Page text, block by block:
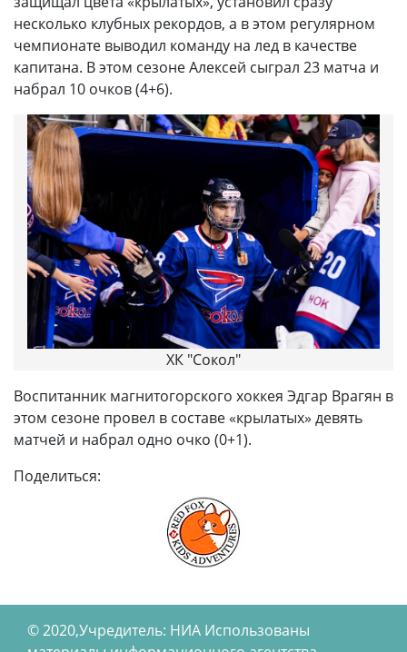
несколько клубных рекордов, а в этом регулярном
чемпионате выводил команду на лед в качестве
капитана. В этом сезоне Алексей сыграл 23 матча и
набрал 10 очков (4+6).
ХК "Сокол"
Воспитанник магнитогорского хоккея Эдгар Врагян в
этом сезоне провел в составе «крылатых» девять
матчей и набрал одно очко (0+1).
Поделиться:
© 2020,Учредитель: НИА Использованы